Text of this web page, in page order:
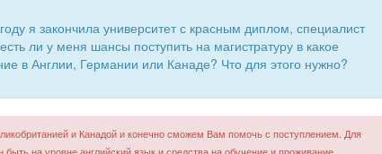
я закончила университет с красным диплом, специалист
ли у меня шансы поступить на магистратуру в какое
в Англии, Германии или Канаде? Что для этого нужно?
и Канадой и конечно сможем Вам помочь с поступлением. Для